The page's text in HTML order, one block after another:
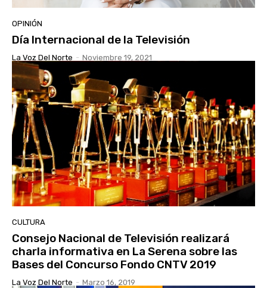
OPINIÓN
Día Internacional de la Televisión
La Voz Del Norte - Noviembre 19, 2021
CULTURA
Consejo Nacional de Televisión realizará
charla informativa en La Serena sobre las
Bases del Concurso Fondo CNTV 2019
La Voz Del Norte - Marzo 16, 2019